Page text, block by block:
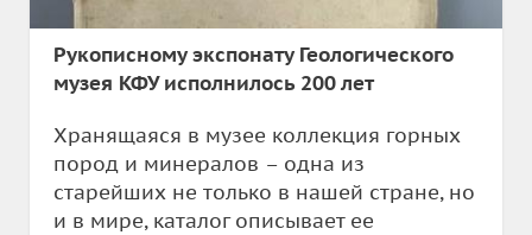
Рукописному экспонату Геологического
музея КФУ исполнилось 200 лет
Хранящаяся в музее коллекция горных
пород и минералов – одна из
старейших не только в нашей стране, но
и в мире, каталог описывает ее